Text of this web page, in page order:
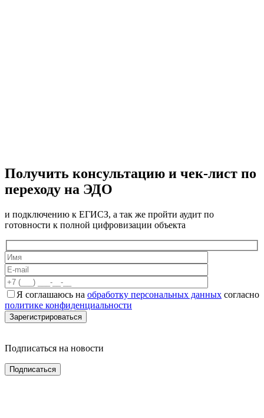
Получить консультацию и чек-лист по
переходу на ЭДО
и подключению к ЕГИСЗ, а так же пройти аудит по
готовности к полной цифровизации объекта
Я соглашаюсь на обработку персональных данных согласно
политике конфиденциальности
Подписаться на новости